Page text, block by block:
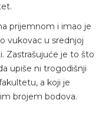
prijemnom i imao je
vukovac u srednjoj
Zastrašujuće je to što
upiše ni trogodišnji
a koji je
brojem bodova.